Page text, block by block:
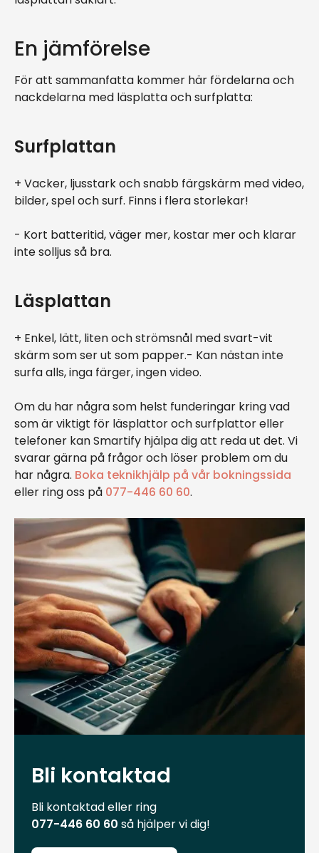
En jämförelse
För att sammanfatta kommer här fördelarna och
nackdelarna med läsplatta och surfplatta:
Surfplattan
+ Vacker, ljusstark och snabb färgskärm med video,
bilder, spel och surf. Finns i flera storlekar!
- Kort batteritid, väger mer, kostar mer och klarar
inte solljus så bra.
Läsplattan
+ Enkel, lätt, liten och strömsnål med svart-vit
skärm som ser ut som papper.- Kan nästan inte
surfa alls, inga färger, ingen video.
Om du har några som helst funderingar kring vad
som är viktigt för läsplattor och surfplattor eller
telefoner kan Smartify hjälpa dig att reda ut det. Vi
svarar gärna på frågor och löser problem om du
har några. Boka teknikhjälp på vår bokningssida
eller ring oss på 077-446 60 60.
Bli kontaktad
Bli kontaktad eller ring
077-446 60 60 så hjälper vi dig!